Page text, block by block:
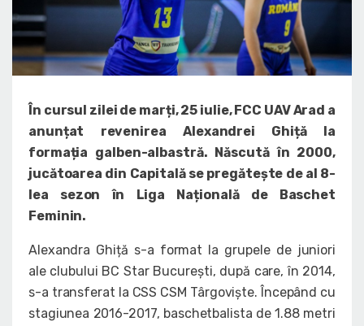
În cursul zilei de marți, 25 iulie, FCC UAV Arad a
anunțat revenirea Alexandrei Ghiță la
formația galben-albastră. Născută în 2000,
jucătoarea din Capitală se pregătește de al 8-
lea sezon în Liga Națională de Baschet
Feminin.
Alexandra Ghiță s-a format la grupele de juniori
ale clubului BC Star București, după care, în 2014,
s-a transferat la CSS CSM Târgoviște. Începând cu
stagiunea 2016-2017, baschetbalista de 1.88 metri